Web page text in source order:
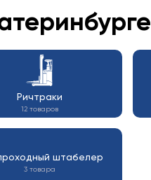
Ричтраки
12 товаров
штабелер
3 товара